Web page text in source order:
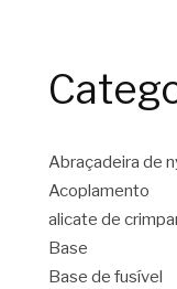
Abraçadeira de
Acoplamento
alicate de
Base
Base de fusível